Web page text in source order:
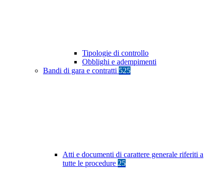
Tipologie di controllo
Obblighi e adempimenti
Bandi di gara e contratti 525
Atti e documenti di carattere generale riferiti a
tutte le procedure 25